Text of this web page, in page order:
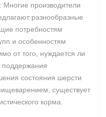
: Многие производители
разнообразные
потребностям
и особенностям
от того, нуждается ли
состояния шерсти
существует
корма.